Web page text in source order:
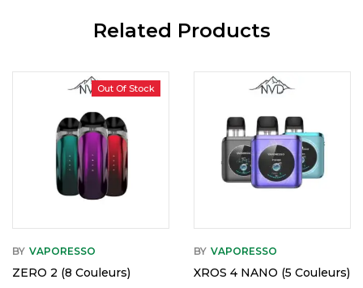
Related Products
Out Of Stock
BY VAPORESSO
ZERO 2 (8 Couleurs)
BY VAPORESSO
XROS 4 NANO (5 Couleurs)